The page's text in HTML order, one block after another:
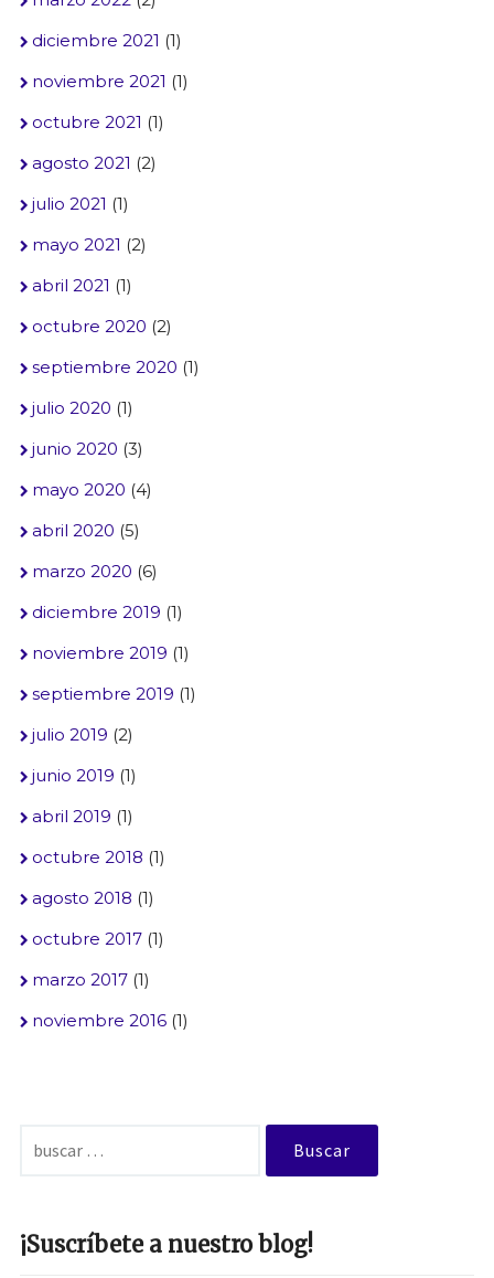
diciembre 2021 (1)
noviembre 2021 (1)
octubre 2021 (1)
agosto 2021 (2)
julio 2021 (1)
mayo 2021 (2)
abril 2021 (1)
octubre 2020 (2)
septiembre 2020 (1)
julio 2020 (1)
junio 2020 (3)
mayo 2020 (4)
abril 2020 (5)
marzo 2020 (6)
diciembre 2019 (1)
noviembre 2019 (1)
septiembre 2019 (1)
julio 2019 (2)
junio 2019 (1)
abril 2019 (1)
octubre 2018 (1)
agosto 2018 (1)
octubre 2017(1)
marzo 2017(1)
noviembre 2016(1)
¡Suscríbete a nuestro blog!